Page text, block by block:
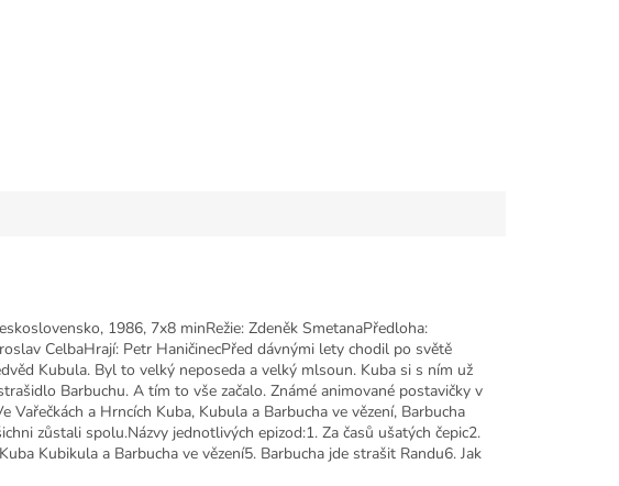
1986, 7x8 minRežie: Zdeněk SmetanaPředloha:
CelbaHrají: Petr HaničinecPřed dávnými lety chodil po světě
Kubula. Byl to velký neposeda a velký mlsoun. Kuba si s ním už
Barbuchu. A tím to vše začalo. Známé animované postavičky v
Vařečkách a Hrncích Kuba, Kubula a Barbucha ve vězení, Barbucha
zůstali spolu.Názvy jednotlivých epizod:1. Za časů ušatých čepic2.
Kubikula a Barbucha ve vězení5. Barbucha jde strašit Randu6. Jak